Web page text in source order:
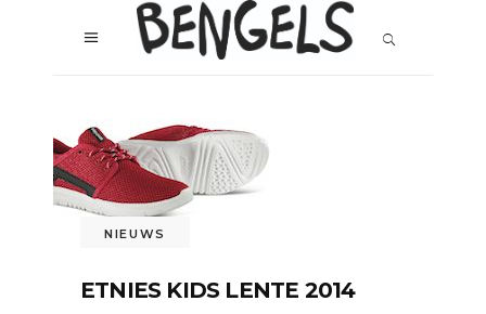
NIEUWS
ETNIES KIDS LENTE 2014